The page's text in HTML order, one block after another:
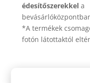
édesítőszerekkel a
*A termékek
fotón látottaktól